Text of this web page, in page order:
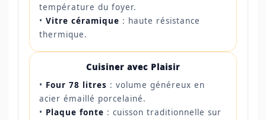
température du foyer.
• Vitre céramique : haute résistance
thermique.
Cuisiner avec Plaisir
• Four 78 litres : volume généreux en
acier émaillé porcelainé.
• Plaque fonte : cuisson traditionnelle sur